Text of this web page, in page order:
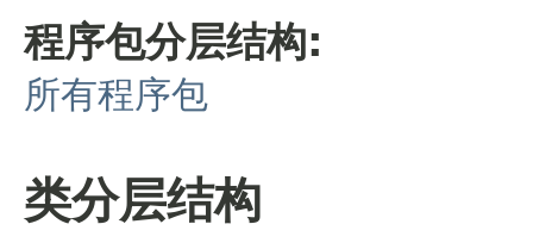
程序包分层结构:
所有程序包
类分层结构